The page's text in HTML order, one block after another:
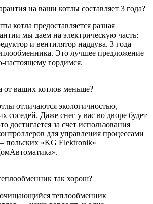
на ваши котлы составляет 3 года?
котла предоставляется разная
мы даем на электрическую часть:
и вентилятор наддува. 3 года —
Это лучшее предложение
гордимся.
от ваших котлов меньше?
отличаются экологичностью,
соседей. Даже снег у вас во дворе будет
достигается за счет использования
для управления процессами
польских «KG Elektronik»
так хорош?
теплообменник